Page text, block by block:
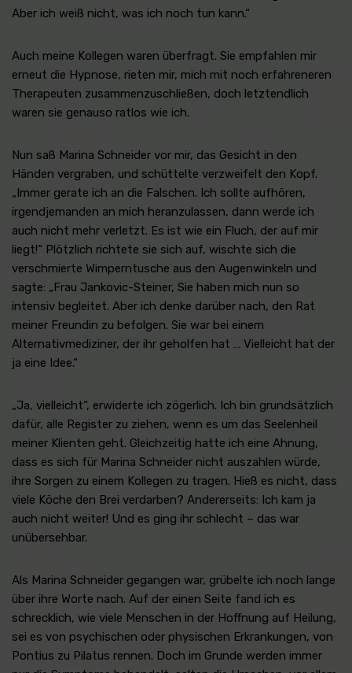
Aber ich weiß nicht, was ich noch tun kann.“
Auch meine Kollegen waren überfragt. Sie empfahlen mir
erneut die Hypnose, rieten mir, mich mit noch erfahreneren
Therapeuten zusammenzuschließen, doch letztendlich
waren sie genauso ratlos wie ich.
Nun saß Marina Schneider vor mir, das Gesicht in den
Händen vergraben, und schüttelte verzweifelt den Kopf.
„Immer gerate ich an die Falschen. Ich sollte aufhören,
irgendjemanden an mich heranzulassen, dann werde ich
auch nicht mehr verletzt. Es ist wie ein Fluch, der auf mir
liegt!“ Plötzlich richtete sie sich auf, wischte sich die
verschmierte Wimperntusche aus den Augenwinkeln und
sagte: „Frau Jankovic-Steiner, Sie haben mich nun so
intensiv begleitet. Aber ich denke darüber nach, den Rat
meiner Freundin zu befolgen. Sie war bei einem
Alternativmediziner, der ihr geholfen hat … Vielleicht hat der
ja eine Idee.“
„Ja, vielleicht“, erwiderte ich zögerlich. Ich bin grundsätzlich
dafür, alle Register zu ziehen, wenn es um das Seelenheil
meiner Klienten geht. Gleichzeitig hatte ich eine Ahnung,
dass es sich für Marina Schneider nicht auszahlen würde,
ihre Sorgen zu einem Kollegen zu tragen. Hieß es nicht, dass
viele Köche den Brei verdarben? Andererseits: Ich kam ja
auch nicht weiter! Und es ging ihr schlecht – das war
unübersehbar.
Als Marina Schneider gegangen war, grübelte ich noch lange
über ihre Worte nach. Auf der einen Seite fand ich es
schrecklich, wie viele Menschen in der Hoffnung auf Heilung,
sei es von psychischen oder physischen Erkrankungen, von
Pontius zu Pilatus rennen. Doch im Grunde werden immer